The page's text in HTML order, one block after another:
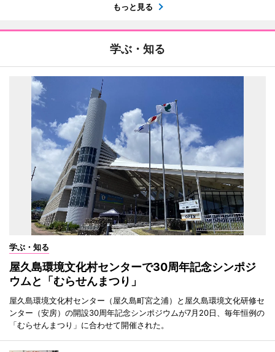
もっと見る
学ぶ・知る
学ぶ・知る
屋久島環境文化村センターで30周年記念シンポジ
ウムと「むらせんまつり」
屋久島環境文化村センター（屋久島町宮之浦）と屋久島環境文化研修セ
ンター（安房）の開設30周年記念シンポジウムが7月20日、毎年恒例の
「むらせんまつり」に合わせて開催された。